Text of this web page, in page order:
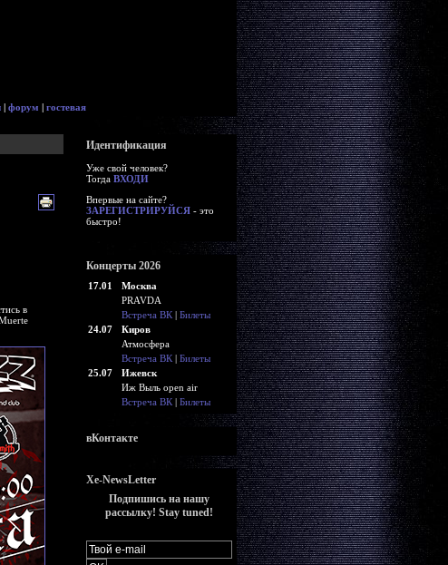
| форум | гостевая
в
Идентификация
Уже свой человек?
Тогда ВХОДИ
Впервые на сайте?
ЗАРЕГИСТРИРУЙСЯ - это
быстро!
Концерты 2026
17.01
Москва
PRAVDA
Встреча ВК | Билеты
24.07
Киров
Атмосфера
Встреча ВК | Билеты
25.07
Ижевск
Иж Выль open air
Встреча ВК | Билеты
вКонтакте
Xe-NewsLetter
Подпишись на нашу
рассылку! Stay tuned!